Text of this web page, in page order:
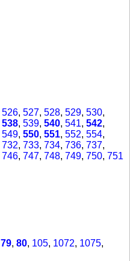
526, 527, 528, 529, 530,
538, 539, 540, 541, 542,
549, 550, 551, 552, 554,
732, 733, 734, 736, 737,
746, 747, 748, 749, 750, 751
79, 80, 105, 1072, 1075,